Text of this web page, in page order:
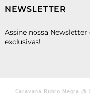
NEWSLETTER
Assine nossa
exclusivas!
Caravana Rubro Negra